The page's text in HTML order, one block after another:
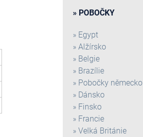
POBOČKY
Egypt
Alžírsko
Belgie
Brazílie
Pobočky německo
Dánsko
Finsko
Francie
Velká Británie